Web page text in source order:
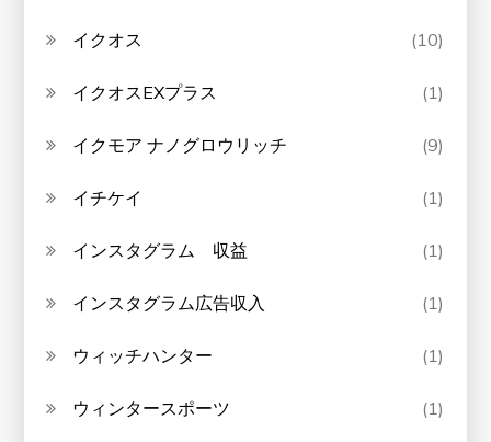
イクオス (10)
イクオスEXプラス (1)
イクモア ナノグロウリッチ (9)
イチケイ (1)
インスタグラム 収益 (1)
インスタグラム広告収入 (1)
ウィッチハンター (1)
ウィンタースポーツ (1)